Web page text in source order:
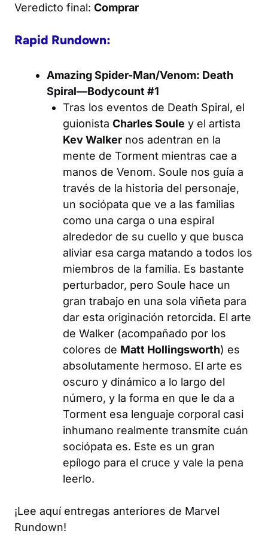
Veredicto final: Comprar
Rapid Rundown:
Amazing Spider-Man/Venom: Death
Spiral—Bodycount #1
Tras los eventos de Death Spiral, el
guionista Charles Soule y el artista
Kev Walker nos adentran en la
mente de Torment mientras cae a
manos de Venom. Soule nos guía a
través de la historia del personaje,
un sociópata que ve a las familias
como una carga o una espiral
alrededor de su cuello y que busca
aliviar esa carga matando a todos los
miembros de la familia. Es bastante
perturbador, pero Soule hace un
gran trabajo en una sola viñeta para
dar esta originación retorcida. El arte
de Walker (acompañado por los
colores de Matt Hollingsworth) es
absolutamente hermoso. El arte es
oscuro y dinámico a lo largo del
número, y la forma en que le da a
Torment esa lenguaje corporal casi
inhumano realmente transmite cuán
sociópata es. Este es un gran
epílogo para el cruce y vale la pena
leerlo.
¡Lee aquí entregas anteriores de Marvel
Rundown!